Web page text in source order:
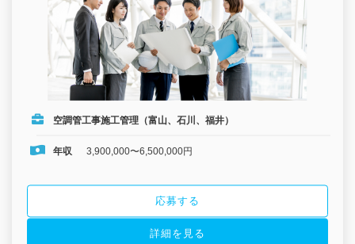
空調管工事施工管理（富山、石川、福井）
年収 3,900,000〜6,500,000円
応募する
詳細を見る